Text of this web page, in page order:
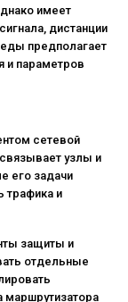
имеет
дистанции
предполагает
и параметров
сетевой
узлы и
его задачи
трафика и
защиты и
отдельные
маршрутизатора